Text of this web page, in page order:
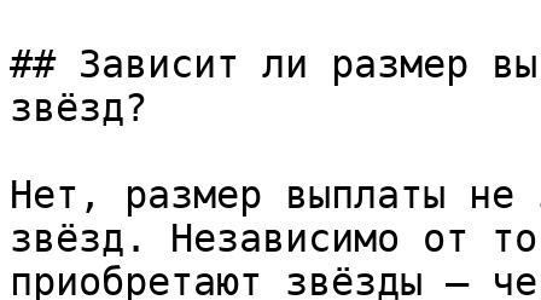
## Зависит ли размер
звёзд?
Нет, размер выплаты не
звёзд. Независимо от
приобретают звёзды —